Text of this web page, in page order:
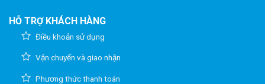
HỖ TRỢ KHÁCH HÀNG
Điều khoản sử dụng
Vận chuyển và giao nhận
Phương thức thanh toán